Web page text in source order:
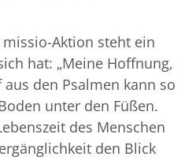
Aktion steht ein
hat: „Meine Hoffnung,
aus den Psalmen kann so
unter den Füßen.
des Menschen
den Blick